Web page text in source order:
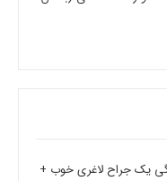
جراح لاغری (9 ویژگی یک جراح لاغری خوب +